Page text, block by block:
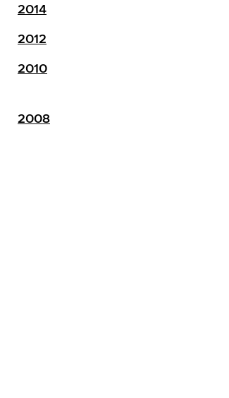
2014
2012
2010
2008